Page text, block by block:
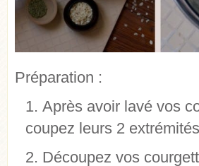
Préparation :
Après avoir lavé vos
coupez leurs 2
Découpez vos